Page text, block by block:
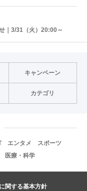
｜3/31（火）20:00～
キャンペーン
カテゴリ
エンタメ
スポーツ
医療・科学
関する基本方針